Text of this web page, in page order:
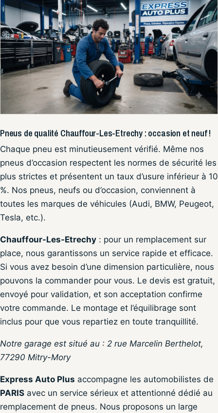
Pneus de qualité Chauffour-Les-Etrechy : occasion et neuf !
Chaque pneu est minutieusement vérifié. Même nos
pneus d’occasion respectent les normes de sécurité les
plus strictes et présentent un taux d’usure inférieur à 10
%. Nos pneus, neufs ou d’occasion, conviennent à
toutes les marques de véhicules (Audi, BMW, Peugeot,
Tesla, etc.).
Chauffour-Les-Etrechy : pour un remplacement sur
place, nous garantissons un service rapide et efficace.
Si vous avez besoin d’une dimension particulière, nous
pouvons la commander pour vous. Le devis est gratuit,
envoyé pour validation, et son acceptation confirme
votre commande. Le montage et l’équilibrage sont
inclus pour que vous repartiez en toute tranquillité.
Notre garage est situé au : 2 rue Marcelin Berthelot,
77290 Mitry-Mory
Express Auto Plus accompagne les automobilistes de
PARIS avec un service sérieux et attentionné dédié au
remplacement de pneus. Nous proposons un large